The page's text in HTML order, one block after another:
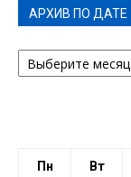
АРХИВ ПО ДАТЕ
АРХИВ
ПО
Пн Вт